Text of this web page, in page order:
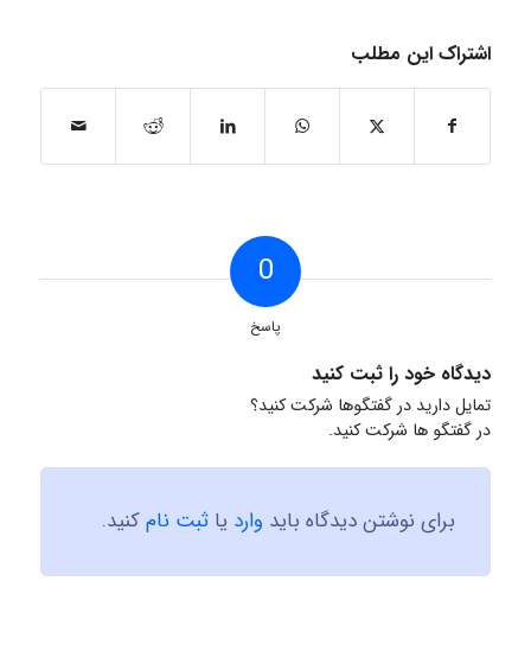
اشتراک این مطلب
0
پاسخ
دیدگاه خود را ثبت کنید
تمایل دارید در گفتگوها شرکت کنید؟
در گفتگو ها شرکت کنید.
برای نوشتن دیدگاه باید وارد یا ثبت نامکنید.